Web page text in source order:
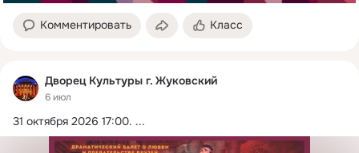
Комментировать Класс
Дворец Культуры г. Жуковский
6 июл
31 октября 2026 17:00. ...